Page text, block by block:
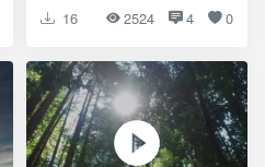
16 2524 4 0